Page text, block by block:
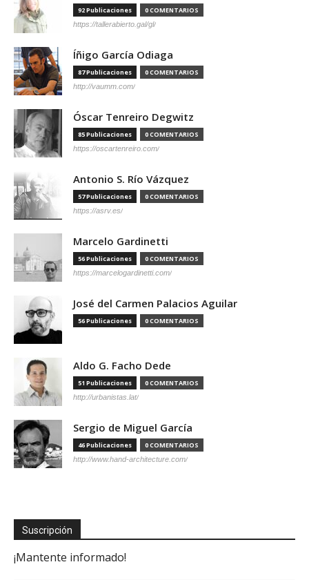
92 Publicaciones 0 COMENTARIOS
https://tallerabierto.gal/gl/
Íñigo García Odiaga
87 Publicaciones 0 COMENTARIOS
http://vaumm.com/
Óscar Tenreiro Degwitz
85 Publicaciones 0 COMENTARIOS
https://oscartenreiro.com/
Antonio S. Río Vázquez
57 Publicaciones 0 COMENTARIOS
https://asrv.es/
Marcelo Gardinetti
56 Publicaciones 0 COMENTARIOS
https://marcelogardinetti.com/
José del Carmen Palacios Aguilar
56 Publicaciones 0 COMENTARIOS
Aldo G. Facho Dede
51 Publicaciones 0 COMENTARIOS
http://urbanistas.lat/
Sergio de Miguel García
46 Publicaciones 0 COMENTARIOS
http://www.hand-architecture.com/
Suscripción